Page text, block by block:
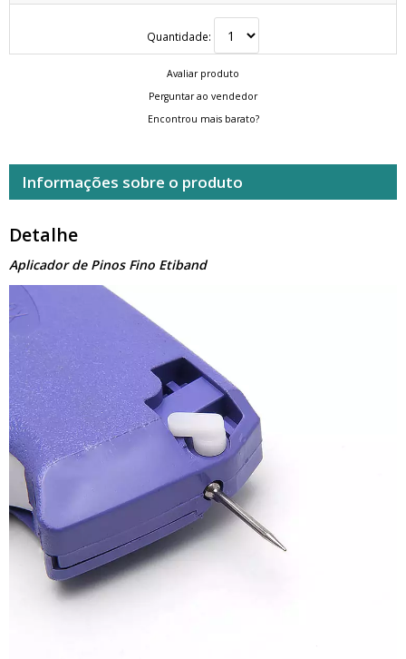
Quantidade:
Avaliar produto
Perguntar ao vendedor
Encontrou mais barato?
Informações sobre o produto
Detalhe
Aplicador de Pinos Fino Etiband